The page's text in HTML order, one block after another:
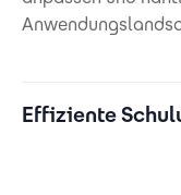
Effiziente